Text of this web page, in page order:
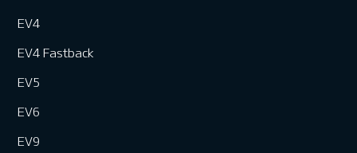
EV4
EV4 Fastback
EV5
EV6
EV9